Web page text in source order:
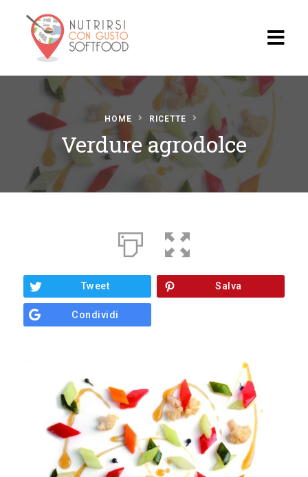
Blog
Ricette
Progett
o
HOME RICETTE
Verdure agrodolce
Tweet Salva
Condividi